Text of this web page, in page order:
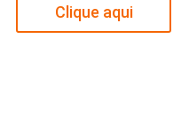
Clique aqui